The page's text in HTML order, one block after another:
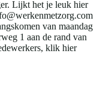
Lijkt het je leuk hier
van maandag
1 aan de rand van
klik hier